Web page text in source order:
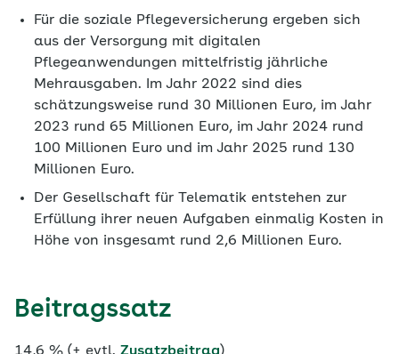
Für die soziale Pflegeversicherung ergeben sich
aus der Versorgung mit digitalen
Pflegeanwendungen mittelfristig jährliche
Mehrausgaben. Im Jahr 2022 sind dies
schätzungsweise rund 30 Millionen Euro, im Jahr
2023 rund 65 Millionen Euro, im Jahr 2024 rund
100 Millionen Euro und im Jahr 2025 rund 130
Millionen Euro.
Der Gesellschaft für Telematik entstehen zur
Erfüllung ihrer neuen Aufgaben einmalig Kosten in
Höhe von insgesamt rund 2,6 Millionen Euro.
Beitragssatz